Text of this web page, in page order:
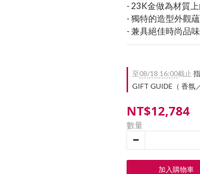
- 23K金做為材質
- 獨特的造型外觀
- 兼具絕佳時尚品
至08/18 16:00截止
GIFT GUIDE（ 香氛
NT$12,784
數量
加入購物車